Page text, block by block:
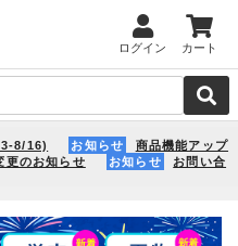
ログイン カート
8/16) お知らせ
商品機能アップ
更のお知らせ お知らせ
お問い合